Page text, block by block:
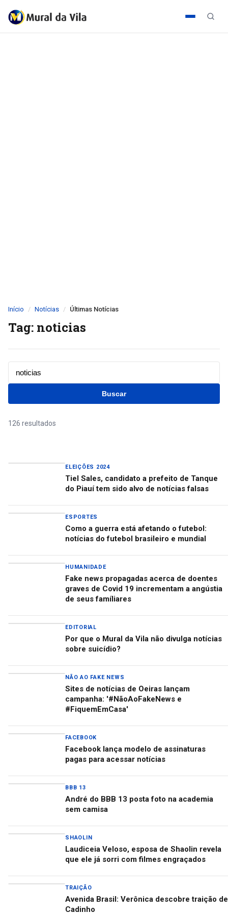
Início Notícias Últimas Notícias
Tag: noticias
Buscar
126 resultados
ELEIÇÕES 2024
Tiel Sales, candidato a prefeito de Tanque
do Piauí tem sido alvo de notícias falsas
ESPORTES
Como a guerra está afetando o futebol:
notícias do futebol brasileiro e mundial
HUMANIDADE
Fake news propagadas acerca de doentes
graves de Covid 19 incrementam a angústia
de seus famíliares
EDITORIAL
Por que o Mural da Vila não divulga notícias
sobre suicídio?
NÃO AO FAKE NEWS
Sites de notícias de Oeiras lançam
campanha: '#NãoAoFakeNews e
#FiquemEmCasa'
FACEBOOK
Facebook lança modelo de assinaturas
pagas para acessar notícias
BBB 13
André do BBB 13 posta foto na academia
sem camisa
SHAOLIN
Laudiceia Veloso, esposa de Shaolin revela
que ele já sorri com filmes engraçados
TRAIÇÃO
Avenida Brasil: Verônica descobre traição de
Cadinho